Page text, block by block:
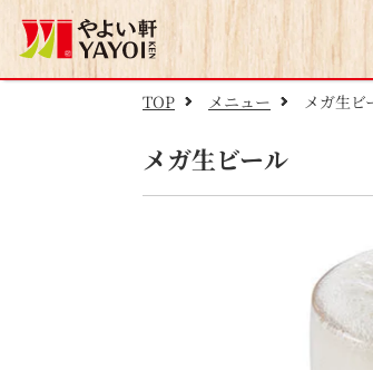
TOP メニュー メガ生ビ
メガ生ビール